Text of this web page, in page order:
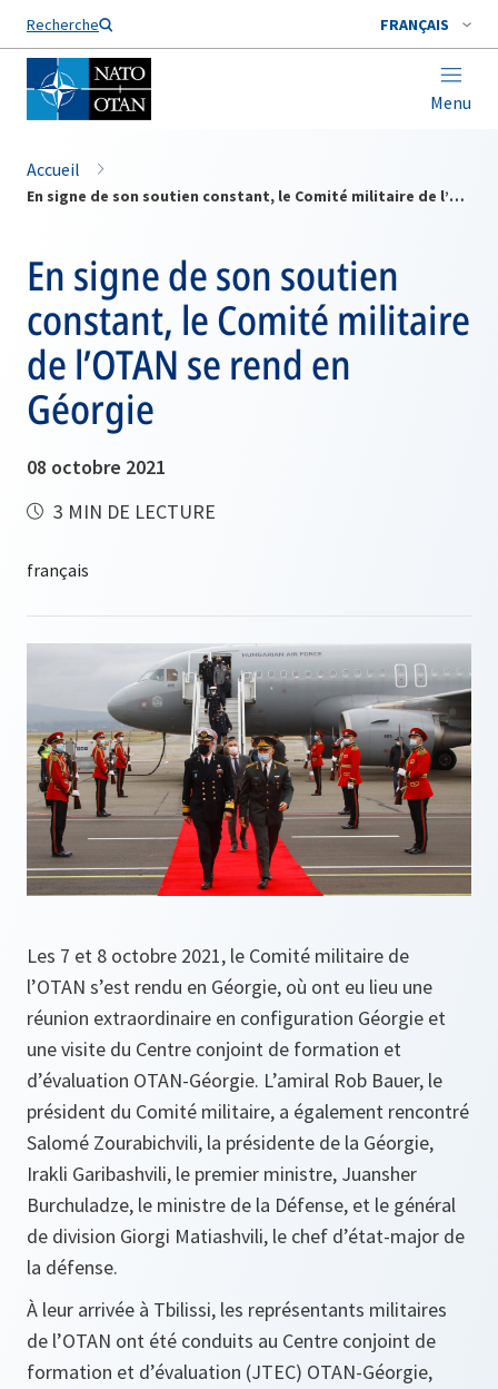
Recherche FRANÇAIS
Menu
Nom de famille*
Accueil
En signe de son soutien constant, le Comité militaire de l’OTAN se rend en Géorgie
En signe de son soutien
constant, le Comité militaire
de l’OTAN se rend en
Géorgie
08 octobre 2021
3 MIN DE LECTURE
Les 7 et 8 octobre 2021, le Comité militaire de
l’OTAN s’est rendu en Géorgie, où ont eu lieu une
réunion extraordinaire en configuration Géorgie et
une visite du Centre conjoint de formation et
d’évaluation OTAN-Géorgie. L’amiral Rob Bauer, le
président du Comité militaire, a également rencontré
Salomé Zourabichvili, la présidente de la Géorgie,
Irakli Garibashvili, le premier ministre, Juansher
Burchuladze, le ministre de la Défense, et le général
de division Giorgi Matiashvili, le chef d’état-major de
la défense.
À leur arrivée à Tbilissi, les représentants militaires
de l’OTAN ont été conduits au Centre conjoint de
formation et d’évaluation (JTEC) OTAN-Géorgie,